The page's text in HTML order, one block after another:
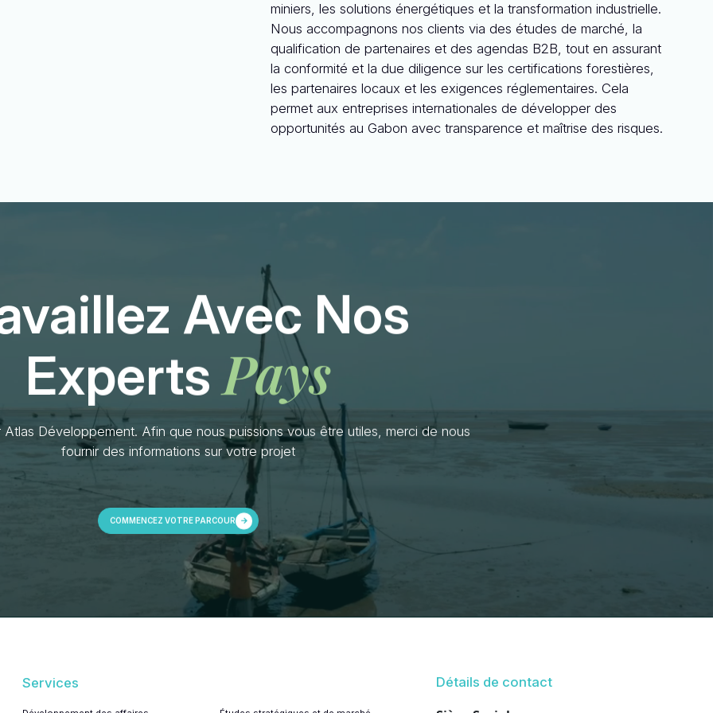
miniers, les solutions énergétiques et la transformation industrielle.
Nous accompagnons nos clients via des études de marché, la
qualification de partenaires et des agendas B2B, tout en assurant
la conformité et la due diligence sur les certifications forestières,
les partenaires locaux et les exigences réglementaires. Cela
permet aux entreprises internationales de développer des
opportunités au Gabon avec transparence et maîtrise des risques.
Avec Nos
ExpertsPays
Développement. Afin que nous puissions vous être utiles, merci de nous
fournir des informations sur votre projet
COMMENCEZ VOTRE PARCOURS
Services Détails de contact